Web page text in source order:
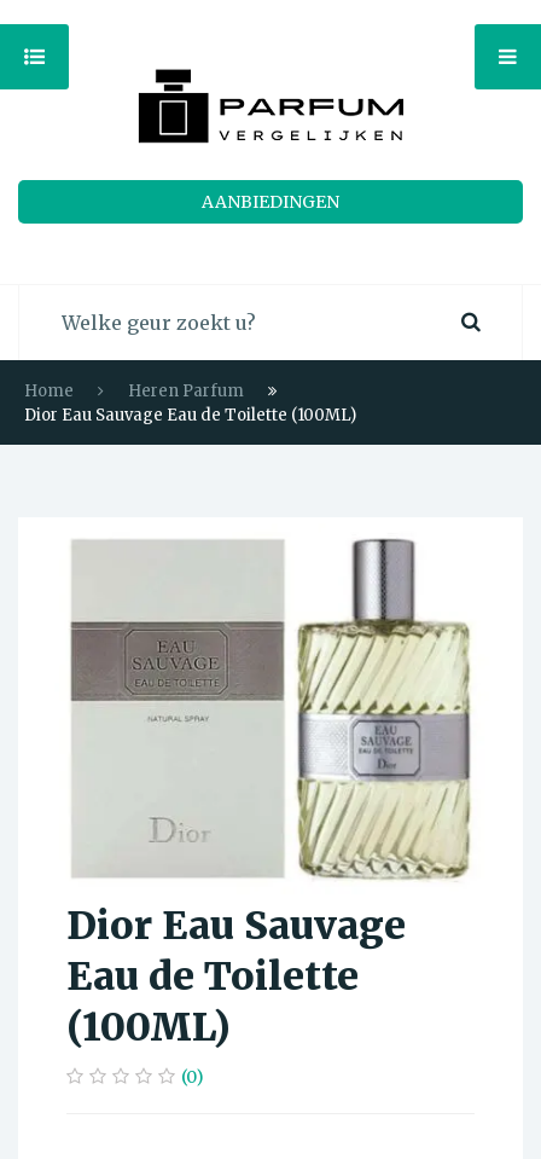
AANBIEDINGEN
Home
Heren Parfum
Dior Eau Sauvage Eau de Toilette (100ML)
Dior Eau Sauvage
Eau de Toilette
(100ML)
(0)